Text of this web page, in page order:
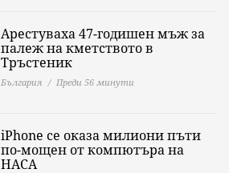
Арестуваха 47-годишен мъж за
палеж на кметството в
Тръстеник
България Преди 56 минути
iPhone се оказа милиони пъти
по-мощен от компютъра на
НАСА